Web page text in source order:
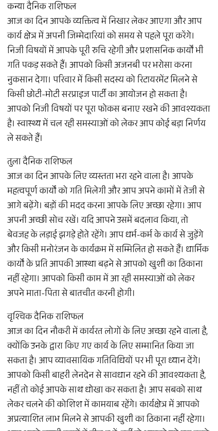
कन्या दैनिक राशिफल
आज का दिन आपके व्यक्तित्व में निखार लेकर आएगा और आप
कार्य क्षेत्र में अपनी जिम्मेदारियां को समय से पहले पूरा करेंगे।
निजी विषयों में आपके पूरी रुचि रहेगी और प्रशासनिक कार्यों भी
गति पकड़ सकते हैं। आपको किसी अजनबी पर भरोसा करना
नुकसान देगा। परिवार में किसी सदस्य को रिटायरमेंट मिलने से
किसी छोटी-मोटी सरप्राइज पार्टी का आयोजन हो सकता है।
आपको निजी विषयों पर पूरा फोकस बनाए रखने की आवश्यकता
है। स्वास्थ्य में चल रही समस्याओं को लेकर आप कोई बड़ा निर्णय
ले सकते हैं।
तुला दैनिक राशिफल
आज का दिन आपके लिए व्यस्तता भरा रहने वाला है। आपके
महत्वपूर्ण कार्यों को गति मिलेगी और आप अपने कामों में तेजी से
आगे बढ़ेंगे। बड़ों की मदद करना आपके लिए अच्छा रहेगा। आप
अपनी अच्छी सोच रखें। यदि आपने उसमें बदलाव किया, तो
बेवजह के लड़ाई झगड़े होते रहेंगे। आप धर्म-कर्म के कार्य से जुड़ेंगे
और किसी मनोरंजन के कार्यक्रम में सम्मिलित हो सकते हैं। धार्मिक
कार्यों के प्रति आपकी आस्था बढ़ने से आपको खुशी का ठिकाना
नहीं रहेगा। आपको किसी काम में आ रही समस्याओं को लेकर
अपने माता-पिता से बातचीत करनी होगी।
वृश्चिक दैनिक राशिफल
आज का दिन नौकरी में कार्यरत लोगों के लिए अच्छा रहने वाला है,
क्योंकि उनके द्वारा किए गए कार्य के लिए सम्मानित किया जा
सकता है। आप व्यावसायिक गतिविधियों पर भी पूरा ध्यान देंगे।
आपको किसी बाहरी लेनदेन से सावधान रहने की आवश्यकता है,
नहीं तो कोई आपके साथ धोखा कर सकता है। आप सबको साथ
लेकर चलने की कोशिश में कामयाब रहेंगे। कार्यक्षेत्र में आपको
अप्रत्याशित लाभ मिलने से आपकी खुशी का ठिकाना नहीं रहेगा।